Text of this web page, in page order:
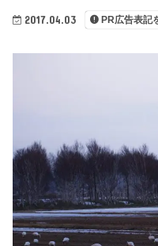
2017.04.03 PR広告表記